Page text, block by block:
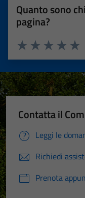
Quanto sono
pagina?
Valuta
Valuta 3
Valuta 2 stelle
Valuta 1 stelle su 5
Contatta il
Leggi le
Richiedi
Prenota